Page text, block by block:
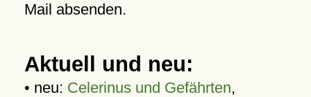
Mail absenden.
Aktuell und neu:
• neu: Celerinus und Gefährten,